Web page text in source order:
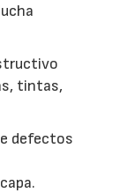
tintas,
defectos